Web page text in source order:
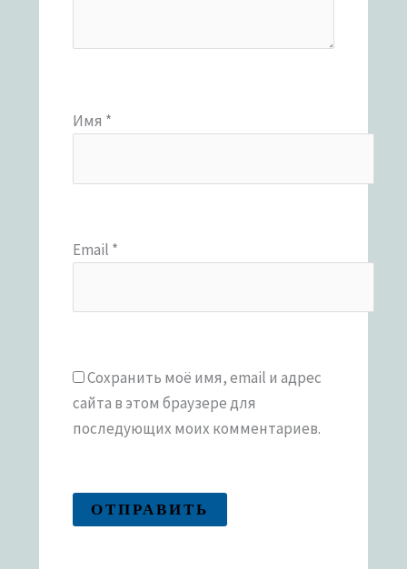
Имя *
Email *
Сохранить моё имя, email и адрес
сайта в этом браузере для
последующих моих комментариев.